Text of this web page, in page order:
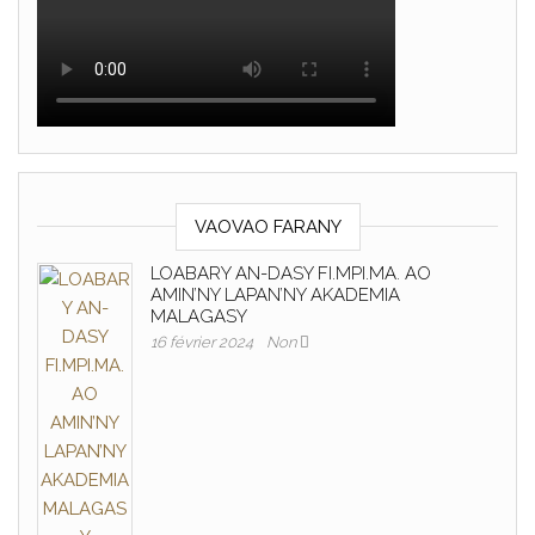
VAOVAO FARANY
LOABARY AN-DASY FI.MPI.MA. AO
AMIN’NY LAPAN’NY AKADEMIA
MALAGASY
16 février 2024 Non